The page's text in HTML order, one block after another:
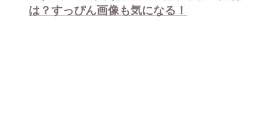
は？すっぴん画像も気になる！